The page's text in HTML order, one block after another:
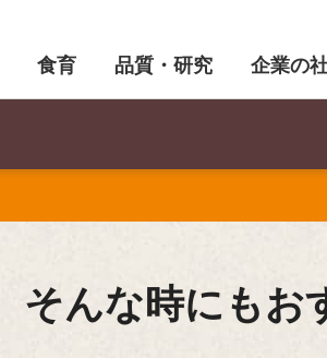
食育 品質・研究 企業の
そんな時にもお